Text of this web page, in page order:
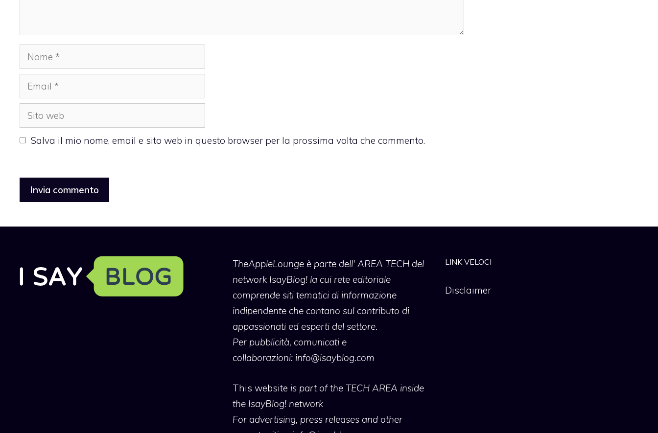
Nome
Email
Sito
web
Salva il mio nome, email e sito web in questo browser per la prossima volta che commento.
TheAppleLoungeè parte dell' AREA TECH del
network IsayBlog! la cui rete editoriale
comprende siti tematici di informazione
indipendente che contano sul contributo di
appassionati ed esperti del settore.
Per pubblicità, comunicati e
collaborazioni: info@isayblog.com
This website is part of the TECH AREA inside
the IsayBlog! network
For advertising, press releases and other
LINK VELOCI
Disclaimer